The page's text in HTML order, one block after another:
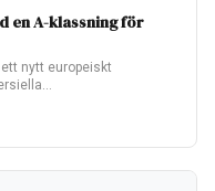
en A-klassning för
nytt europeiskt